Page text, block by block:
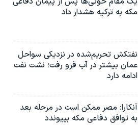
مکه به ترکیه هشدار داد
نفتکش تحریم‌شده در نزدیکی سواحل
عمان بیشتر در آب فرو رفت؛ نشت نفت
ادامه دارد
آنکارا: مصر ممکن است در مرحله بعد
به توافق دفاعی مکه بپیوندد